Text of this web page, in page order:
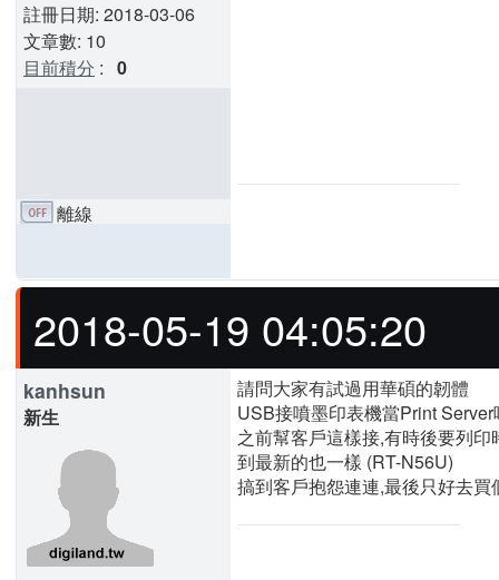
註冊日期: 2018-03-06
文章數: 10
目前積分 : 0
離線
2018-05-19 04:05:20
kanhsun
新生
請問大家有試過用華碩的韌體
USB接噴墨印表機當Print Server
之前幫客戶這樣接,有時後要列
到最新的也一樣 (RT-N56U)
搞到客戶抱怨連連,最後只好去